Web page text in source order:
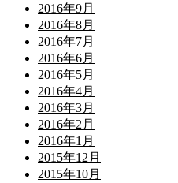
2016年9月
2016年8月
2016年7月
2016年6月
2016年5月
2016年4月
2016年3月
2016年2月
2016年1月
2015年12月
2015年10月